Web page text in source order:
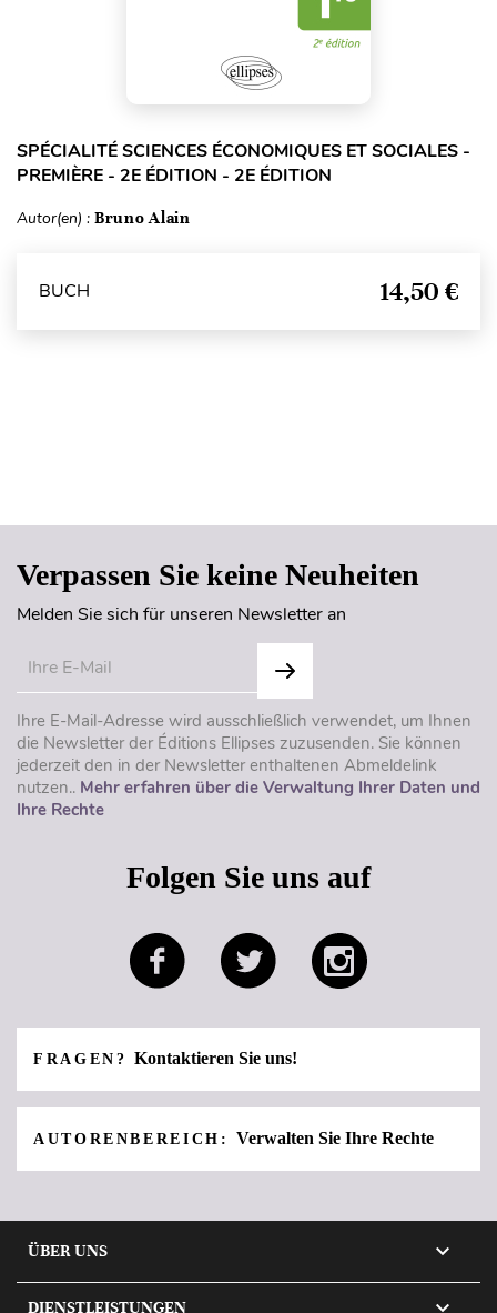
SPÉCIALITÉ SCIENCES ÉCONOMIQUES ET SOCIALES -
PREMIÈRE - 2E ÉDITION - 2E ÉDITION
Autor(en) : Bruno Alain
BUCH 14,50 €
Verpassen Sie keine Neuheiten
Melden Sie sich für unseren Newsletter an
Ihre E-Mail-Adresse wird ausschließlich verwendet, um Ihnen
die Newsletter der Éditions Ellipses zuzusenden. Sie können
jederzeit den in der Newsletter enthaltenen Abmeldelink
nutzen.. Mehr erfahren über die Verwaltung Ihrer Daten und
Ihre Rechte
Folgen Sie uns auf
FRAGEN?Kontaktieren Sie uns!
AUTORENBEREICH:Verwalten Sie Ihre Rechte
ÜBER UNS 
DIENSTLEISTUNGEN